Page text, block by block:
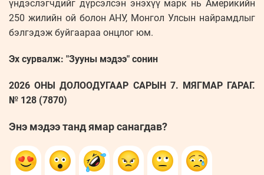
үндэслэгчдийг дүрсэлсэн энэхүү марк нь Америкийн
250 жилийн ой болон АНУ, Монгол Улсын найрамдлыг
бэлгэдэж буйгаараа онцлог юм.
Эх сурвалж: "Зууны мэдээ" сонин
2026 ОНЫ ДОЛООДУГААР САРЫН 7. МЯГМАР ГАРАГ.
№ 128 (7870)
Энэ мэдээ танд ямар санагдав?